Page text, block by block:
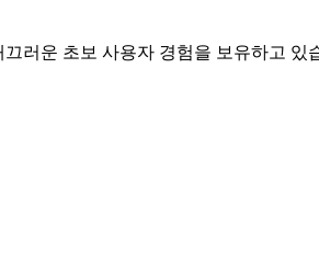
러운 초보 사용자 경험을 보유하고 있